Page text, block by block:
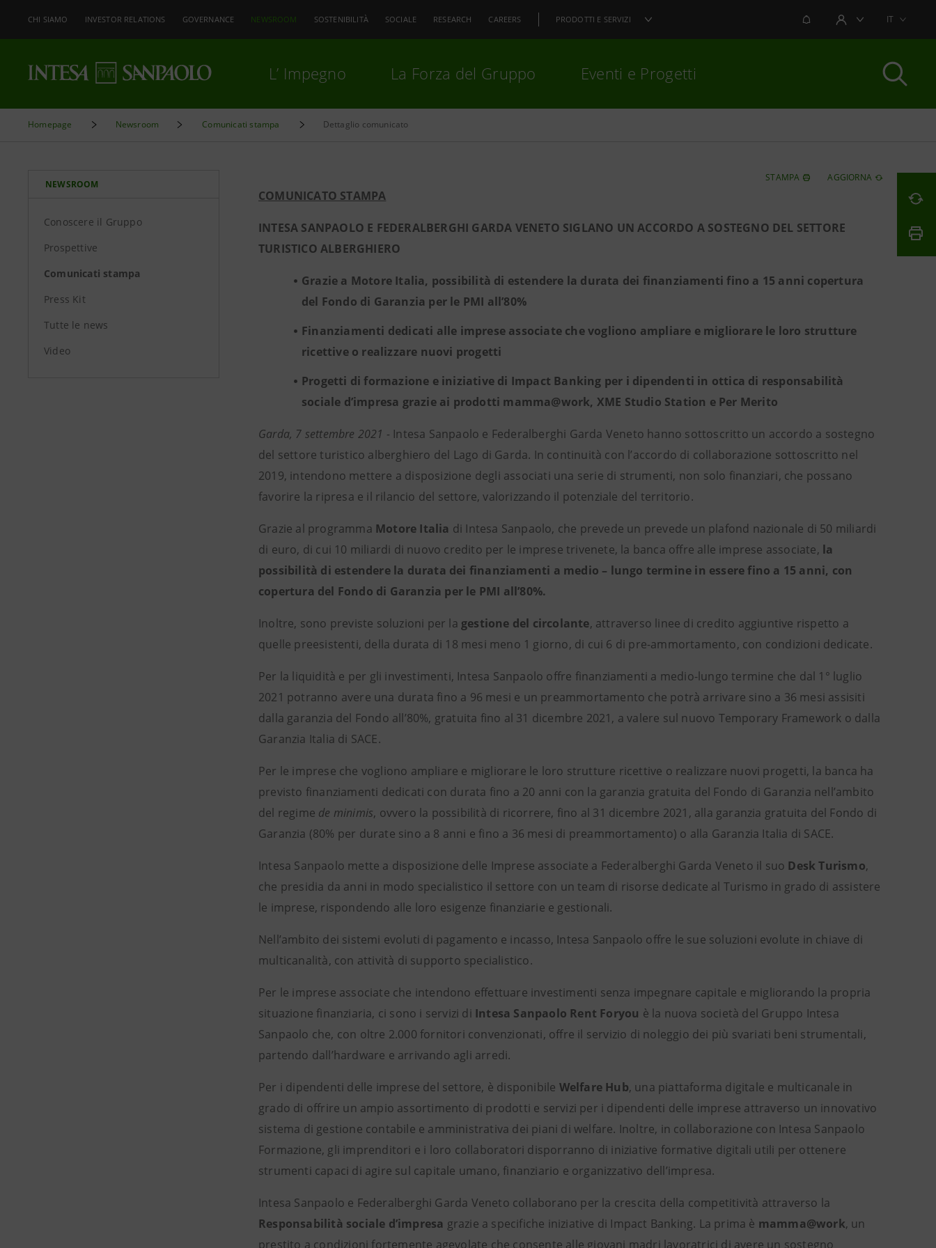
CHI SIAMO INVESTOR RELATIONS GOVERNANCE NEWSROOM SOSTENIBILITÀ SOCIALE RESEARCH CAREERS PRODOTTI E SERVIZI NOTIFICHEAREA UTENTEIT
L’ Impegno La Forza del Gruppo Eventi e Progetti
Homepage Newsroom Comunicati stampa Dettaglio comunicato
NEWSROOM
Conoscere il Gruppo
Prospettive
Comunicati stampa
Press Kit
Tutte le news
Video
STAMPA AGGIORNA
COMUNICATO STAMPA
INTESA SANPAOLO E FEDERALBERGHI GARDA VENETO SIGLANO UN ACCORDO A SOSTEGNO DEL SETTORE
TURISTICO ALBERGHIERO
Grazie a Motore Italia, possibilità di estendere la durata dei finanziamenti fino a 15 anni copertura
del Fondo di Garanzia per le PMI all’80%
Finanziamenti dedicati alle imprese associate che vogliono ampliare e migliorare le loro strutture
ricettive o realizzare nuovi progetti
Progetti di formazione e iniziative di Impact Banking per i dipendenti in ottica di responsabilità
sociale d’impresa grazie ai prodotti mamma@work, XME Studio Station e Per Merito
Garda, 7 settembre 2021 - Intesa Sanpaolo e Federalberghi Garda Veneto hanno sottoscritto un accordo a sostegno
del settore turistico alberghiero del Lago di Garda. In continuità con l’accordo di collaborazione sottoscritto nel
2019, intendono mettere a disposizione degli associati una serie di strumenti, non solo finanziari, che possano
favorire la ripresa e il rilancio del settore, valorizzando il potenziale del territorio.
Grazie al programma Motore Italia di Intesa Sanpaolo, che prevede un prevede un plafond nazionale di 50 miliardi
di euro, di cui 10 miliardi di nuovo credito per le imprese trivenete, la banca offre alle imprese associate, la
possibilità di estendere la durata dei finanziamenti a medio – lungo termine in essere fino a 15 anni, con
copertura del Fondo di Garanzia per le PMI all’80%.
Inoltre, sono previste soluzioni per la gestione del circolante, attraverso linee di credito aggiuntive rispetto a
quelle preesistenti, della durata di 18 mesi meno 1 giorno, di cui 6 di pre-ammortamento, con condizioni dedicate.
Per la liquidità e per gli investimenti, Intesa Sanpaolo offre finanziamenti a medio-lungo termine che dal 1° luglio
2021 potranno avere una durata fino a 96 mesi e un preammortamento che potrà arrivare sino a 36 mesi assisiti
dalla garanzia del Fondo all’80%, gratuita fino al 31 dicembre 2021, a valere sul nuovo Temporary Framework o dalla
Garanzia Italia di SACE.
Per le imprese che vogliono ampliare e migliorare le loro strutture ricettive o realizzare nuovi progetti, la banca ha
previsto finanziamenti dedicati con durata fino a 20 anni con la garanzia gratuita del Fondo di Garanzia nell’ambito
del regime de minimis, ovvero la possibilità di ricorrere, fino al 31 dicembre 2021, alla garanzia gratuita del Fondo di
Garanzia (80% per durate sino a 8 anni e fino a 36 mesi di preammortamento) o alla Garanzia Italia di SACE.
Intesa Sanpaolo mette a disposizione delle Imprese associate a Federalberghi Garda Veneto il suo Desk Turismo,
che presidia da anni in modo specialistico il settore con un team di risorse dedicate al Turismo in grado di assistere
le imprese, rispondendo alle loro esigenze finanziarie e gestionali.
Nell’ambito dei sistemi evoluti di pagamento e incasso, Intesa Sanpaolo offre le sue soluzioni evolute in chiave di
multicanalità, con attività di supporto specialistico.
Per le imprese associate che intendono effettuare investimenti senza impegnare capitale e migliorando la propria
situazione finanziaria, ci sono i servizi di Intesa Sanpaolo Rent Foryou è la nuova società del Gruppo Intesa
Sanpaolo che, con oltre 2.000 fornitori convenzionati, offre il servizio di noleggio dei più svariati beni strumentali,
partendo dall’hardware e arrivando agli arredi.
Per i dipendenti delle imprese del settore, è disponibile Welfare Hub, una piattaforma digitale e multicanale in
grado di offrire un ampio assortimento di prodotti e servizi per i dipendenti delle imprese attraverso un innovativo
sistema di gestione contabile e amministrativa dei piani di welfare. Inoltre, in collaborazione con Intesa Sanpaolo
Formazione, gli imprenditori e i loro collaboratori disporranno di iniziative formative digitali utili per ottenere
strumenti capaci di agire sul capitale umano, finanziario e organizzativo dell’impresa.
Intesa Sanpaolo e Federalberghi Garda Veneto collaborano per la crescita della competitività attraverso la
Responsabilità sociale d’impresa grazie a specifiche iniziative di Impact Banking. La prima è mamma@work, un
prestito a condizioni fortemente agevolate che consente alle giovani madri lavoratrici di avere un sostegno